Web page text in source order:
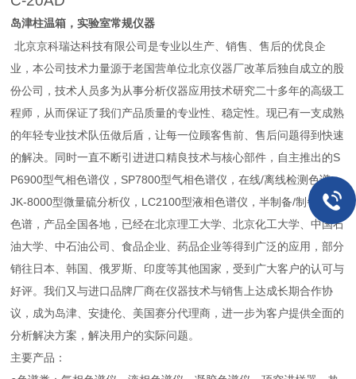
岛津柱温箱，实验室常规仪器
北京京科瑞达科技有限公司是专业以生产、销售、售后的优良企
业，本公司技术力量源于老国营单位北京仪器厂改革后独自成立的股
份公司，技术人员多为从事分析仪器应用技术研究二十多年的高级工
程师，从而保证了我们产品质量的专业性、稳定性。现已有一支成熟
的年轻专业技术队伍做后盾，让每一位顾客售前、售后问题得到快速
的解决。同时一直不断引进进口精良技术与核心部件，自主推出的S
P6900型气相色谱仪，SP7800型气相色谱仪，在线/离线检测色谱，
JK-8000型微量硫分析仪，LC2100型液相色谱仪，半制备/制备液相
色谱，产品全国各地，已经在北京理工大学、北京化工大学、中国石
油大学、中石油公司、食品企业、药品企业等得到广泛的应用，部分
销往日本、韩国、俄罗斯、印度等其他国家，受到广大客户的认可与
好评。我们又与进口品牌厂商在仪器技术与销售上达成长期合作协
议，成为岛津、安捷伦、美国赛分代理商，进一步为客户提供全面的
分析解决方案，解决用户的实际问题。
主要产品：